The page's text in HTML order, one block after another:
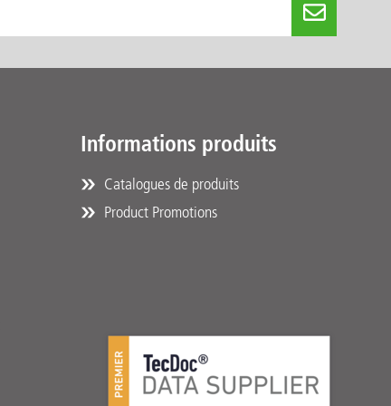
Informations produits
Catalogues de produits
Product Promotions